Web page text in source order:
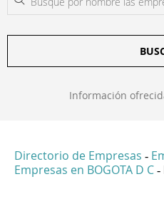
Información
Directorio de Empresas -
Empresas en BOGOTA D C -